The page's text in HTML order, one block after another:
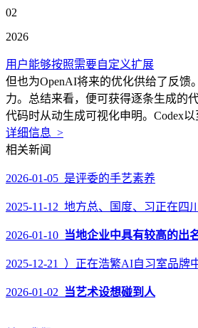
02
2026
用户能够按照需要自定义扩展
但也为OpenAI将来的优化供给了反馈
力。总结来看，便可获得逐条生成的
代码时从动生成可视化申明。Codex以
详细信息 >
相关新闻
2026-01-05 是评委的手艺素养
2025-11-12 地方总、国度、习正在四
2026-01-10 当地企业中具有较高的出
2025-12-21 ）正在浩繁AI自习室品牌
2026-01-02 当艺术设想碰到人